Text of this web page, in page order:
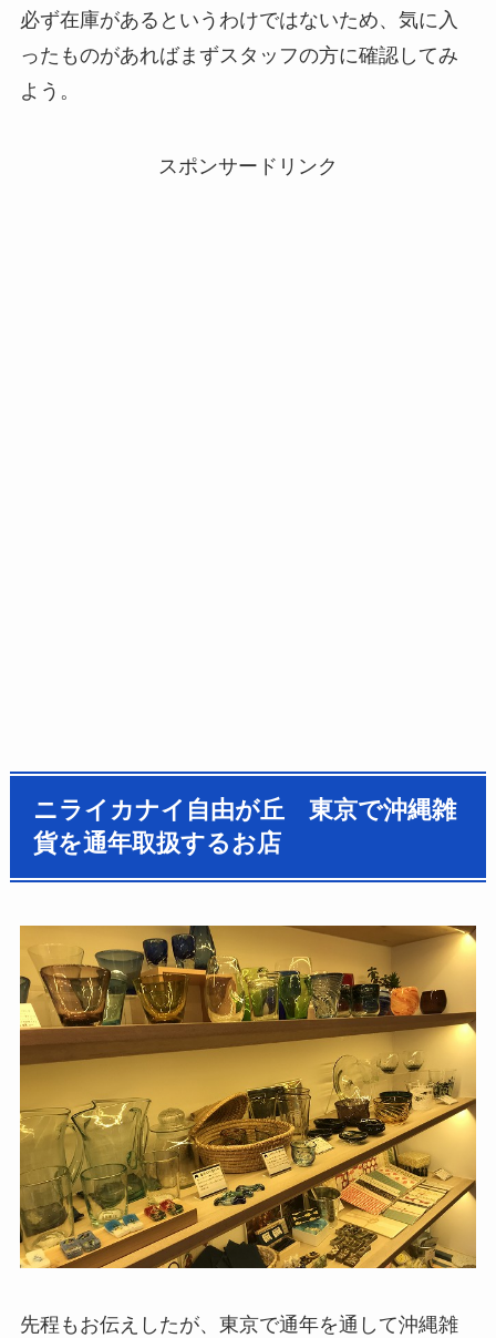
必ず在庫があるというわけではないため、気に入
ったものがあればまずスタッフの方に確認してみ
よう。
スポンサードリンク
ニライカナイ自由が丘 東京で沖縄雑
貨を通年取扱するお店
先程もお伝えしたが、東京で通年を通して沖縄雑